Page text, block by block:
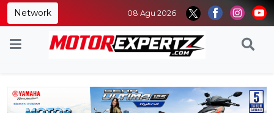
Network 08 Agu 2026